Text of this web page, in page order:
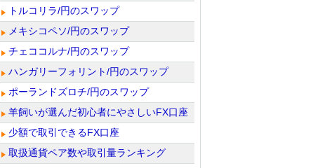
トルコリラ/円のスワップ
メキシコペソ/円のスワップ
チェココルナ/円のスワップ
ハンガリーフォリント/円のスワップ
ポーランドズロチ/円のスワップ
羊飼いが選んだ初心者にやさしいFX口座
少額で取引できるFX口座
取扱通貨ペア数や取引量ランキング